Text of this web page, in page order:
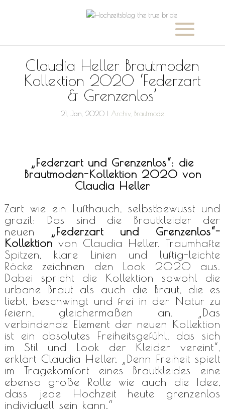
Claudia Heller Brautmoden
Kollektion 2020 ‘Federzart
& Grenzenlos’
21, Jan, 2020| Archiv, Brautmode
„Federzart und Grenzenlos“: die
Brautmoden-Kollektion 2020 von
Claudia Heller
Zart wie ein Lufthauch, selbstbewusst und
grazil: Das sind die Brautkleider der
neuen „Federzart und Grenzenlos“-
Kollektion von Claudia Heller. Traumhafte
Spitzen, klare Linien und luftig-leichte
Röcke zeichnen den Look 2020 aus.
Dabei spricht die Kollektion sowohl die
urbane Braut als auch die Braut, die es
liebt, beschwingt und frei in der Natur zu
feiern, gleichermaßen an. „Das
verbindende Element der neuen Kollektion
ist ein absolutes Freiheitsgefühl, das sich
im Stil und Look der Kleider vereint“,
erklärt Claudia Heller. „Denn Freiheit spielt
im Tragekomfort eines Brautkleides eine
ebenso große Rolle wie auch die Idee,
dass jede Hochzeit heute grenzenlos
individuell sein kann.“